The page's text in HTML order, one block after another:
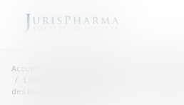
Accueil
L'inscription au RCS pas toujours
des baux commerciaux